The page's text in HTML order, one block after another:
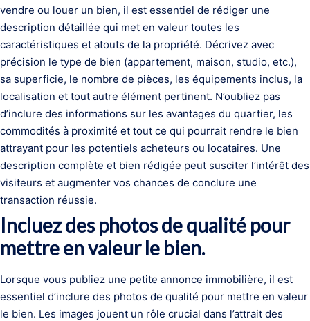
vendre ou louer un bien, il est essentiel de rédiger une
description détaillée qui met en valeur toutes les
caractéristiques et atouts de la propriété. Décrivez avec
précision le type de bien (appartement, maison, studio, etc.),
sa superficie, le nombre de pièces, les équipements inclus, la
localisation et tout autre élément pertinent. N’oubliez pas
d’inclure des informations sur les avantages du quartier, les
commodités à proximité et tout ce qui pourrait rendre le bien
attrayant pour les potentiels acheteurs ou locataires. Une
description complète et bien rédigée peut susciter l’intérêt des
visiteurs et augmenter vos chances de conclure une
transaction réussie.
Incluez des photos de qualité pour
mettre en valeur le bien.
Lorsque vous publiez une petite annonce immobilière, il est
essentiel d’inclure des photos de qualité pour mettre en valeur
le bien. Les images jouent un rôle crucial dans l’attrait des